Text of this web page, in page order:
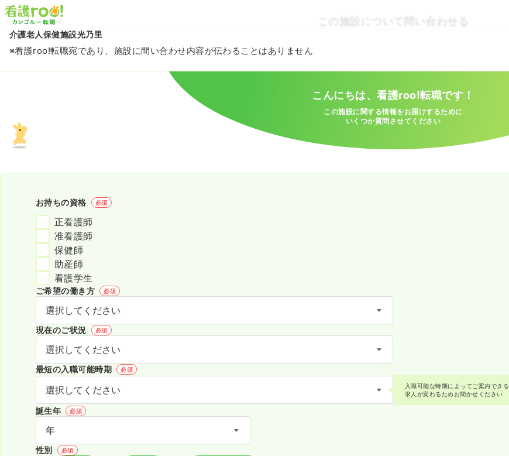
この施設について問い合わせる
介護老人保健施設光乃里
※看護roo!転職宛であり、施設に問い合わせ内容が伝わることはありません
こんにちは、看護roo!転職です！
この施設に関する情報をお届けするために
いくつか質問させてください
お持ちの資格 必須
正看護師
准看護師
保健師
助産師
看護学生
ご希望の働き方 必須
現在のご状況 必須
最短の入職可能時期 必須
入職可能な時期によってご案内できる
求人が変わるためお聞かせください
誕生年 必須
性別 必須